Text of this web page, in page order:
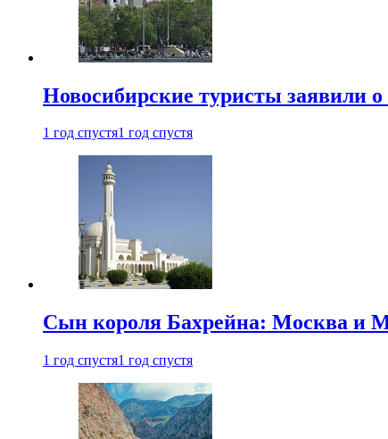
Новосибирские туристы заявили
1 год спустя1 год спустя
Сын короля Бахрейна: Москва и
1 год спустя1 год спустя